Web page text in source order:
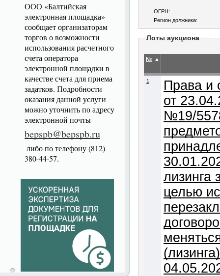
ООО «Балтийская
электронная площадка»
сообщает организаторам
торгов о возможности
использования расчетного
счета оператора
электронной площадки в
качестве счета для приема
задатков. Подробности
оказания данной услуги
можно уточнить по адресу
электронной почты
bepspb@bepspb.ru
либо по телефону (812)
380-44-57.
ОГРН:
Регион должника:
Лоты аукциона
№ ▲
1
Права и
от
№19/
лизинга
целью